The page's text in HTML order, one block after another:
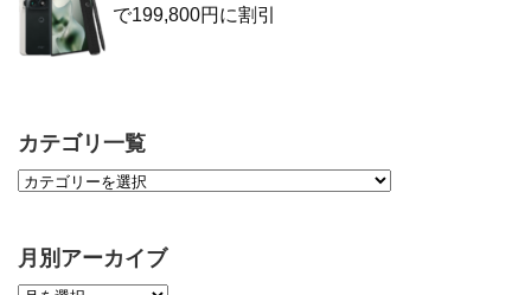
で199,800円に割引
カテゴリ一覧
月別アーカイブ